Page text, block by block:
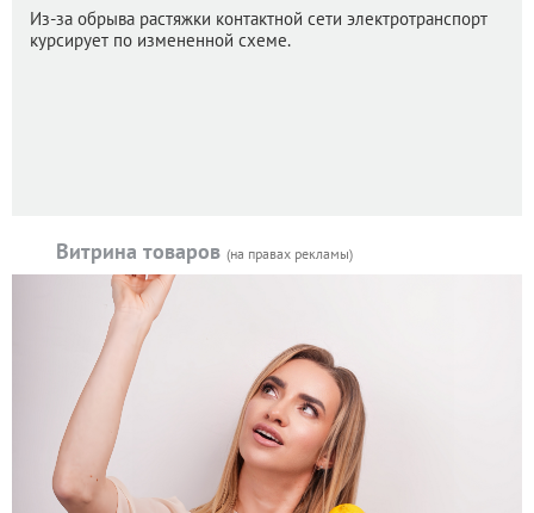
Из-за обрыва растяжки контактной сети электротранспорт
курсирует по измененной схеме.
Витрина товаров (на правах рекламы)